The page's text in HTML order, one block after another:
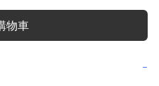
物車
−